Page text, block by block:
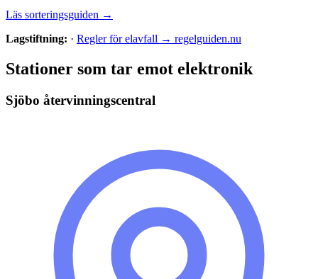
Läs sorteringsguiden →
Lagstiftning: · Regler för elavfall → regelguiden.nu
Stationer som tar emot elektronik
Sjöbo återvinningscentral